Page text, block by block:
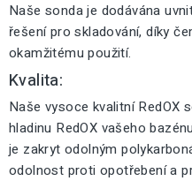
Naše sonda je dodávána
řešení pro skladování, díky
okamžitému použití.
Kvalita:
Naše vysoce kvalitní RedOX
hladinu RedOX vašeho
je zakryt odolným
odolnost proti opotřebení a